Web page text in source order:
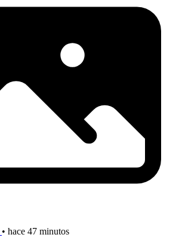
• hace 47 minutos